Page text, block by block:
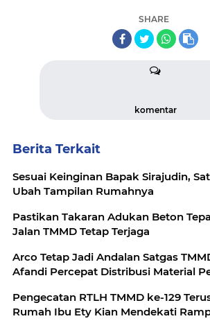
SHARE
komentar
Berita Terkait
Sesuai Keinginan Bapak Sirajudin,
Ubah Tampilan Rumahnya
Pastikan Takaran Adukan Beton
Jalan TMMD Tetap Terjaga
Arco Tetap Jadi Andalan Satgas
Afandi Percepat Distribusi Material
Pengecatan RTLH TMMD ke-129
Rumah Ibu Ety Kian Mendekati